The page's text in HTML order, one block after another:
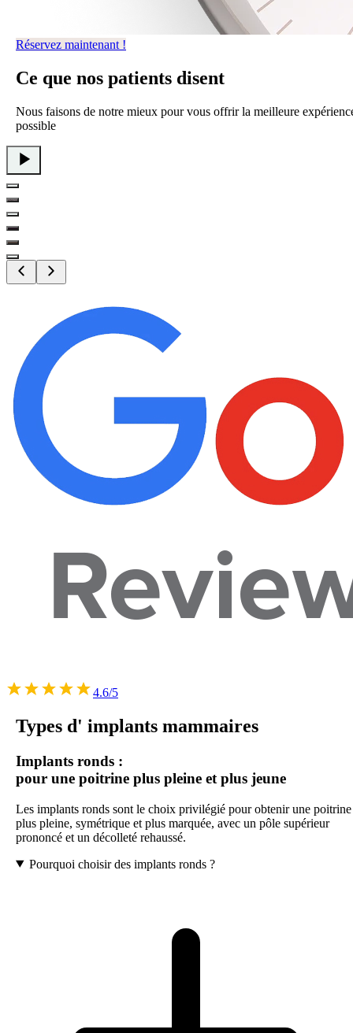
Réservez maintenant !
Ce que nos patients disent
Nous faisons de notre mieux pour vous offrir la meilleure
possible
4.6/5
Types d' implants mammaires
Implants ronds :
pour une poitrine plus pleine et plus jeune
Les implants ronds sont le choix privilégié pour obtenir une poitrine
plus pleine, symétrique et plus marquée, avec un pôle supérieur
prononcé et un décolleté rehaussé.
Pourquoi choisir des implants ronds ?